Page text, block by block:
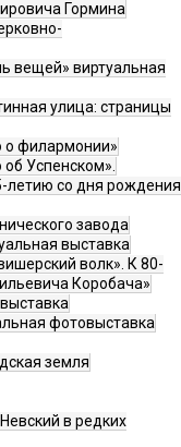
Гормина
вещей» виртуальная
улица: страницы
о филармонии»
об Успенском».
летию со дня рождения
завода
выставка
волк». К 80-
Коробача»
фотовыставка
земля
в редких